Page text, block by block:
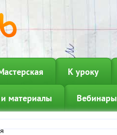
К уроку
материалы Вебинары